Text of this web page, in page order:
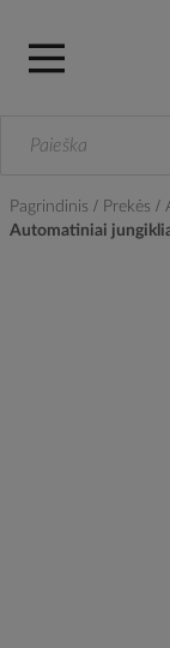
Pagrindinis Prekės
Automatiniai